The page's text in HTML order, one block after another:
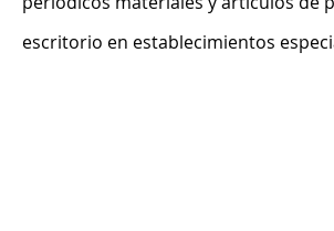
escritorio en establecimientos